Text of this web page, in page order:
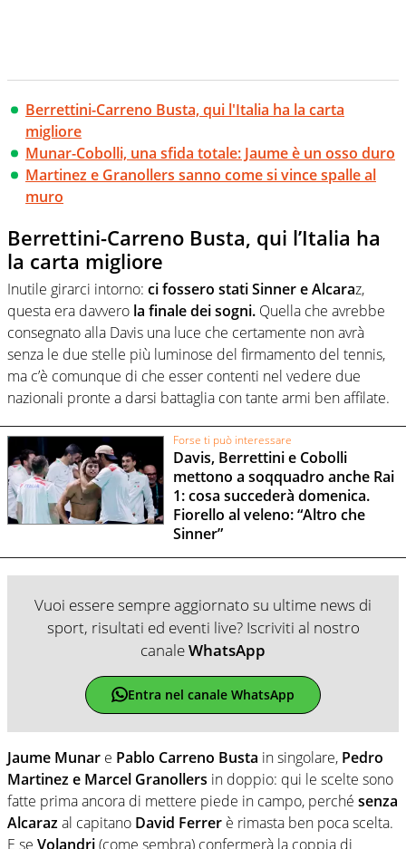
Berrettini-Carreno Busta, qui l'Italia ha la carta
migliore
Munar-Cobolli, una sfida totale: Jaume è un osso duro
Martinez e Granollers sanno come si vince spalle al
muro
Berrettini-Carreno Busta, qui l’Italia ha
la carta migliore
Inutile girarci intorno: ci fossero stati Sinner e Alcaraz,
questa era davvero la finale dei sogni. Quella che avrebbe
consegnato alla Davis una luce che certamente non avrà
senza le due stelle più luminose del firmamento del tennis,
ma c’è comunque di che esser contenti nel vedere due
nazionali pronte a darsi battaglia con tante armi ben affilate.
Forse ti può interessare
Davis, Berrettini e Cobolli
mettono a soqquadro anche Rai
1: cosa succederà domenica.
Fiorello al veleno: “Altro che
Sinner”
Vuoi essere sempre aggiornato su ultime news di
sport, risultati ed eventi live? Iscriviti al nostro
canaleWhatsApp
Entra nel canale WhatsApp
Jaume Munar e Pablo Carreno Busta in singolare, Pedro
Martinez e Marcel Granollers in doppio: qui le scelte sono
fatte prima ancora di mettere piede in campo, perché senza
Alcarazal capitano David Ferrer è rimasta ben poca scelta.
E se Volandri(come sembra) confermerà la coppia di